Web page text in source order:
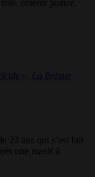
obtenir justice.
»,
La Brique
22 ans qui s’est fait
une manif à